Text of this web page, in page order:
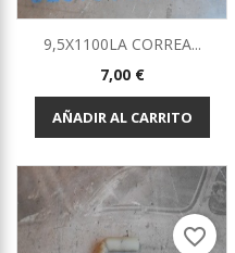
9,5X1100LA CORREA...
Precio
7,00 €
AÑADIR AL CARRITO
favorite_border